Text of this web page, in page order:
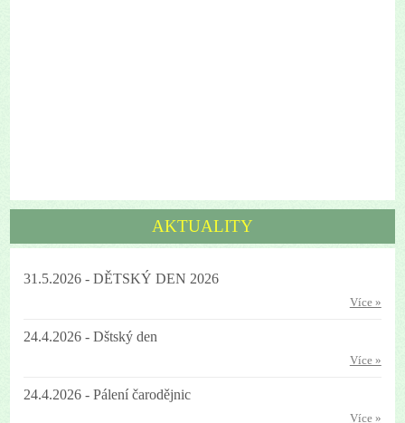
AKTUALITY
31.5.2026 - DĚTSKÝ DEN 2026
Více »
24.4.2026 - Dštský den
Více »
24.4.2026 - Pálení čarodějnic
Více »